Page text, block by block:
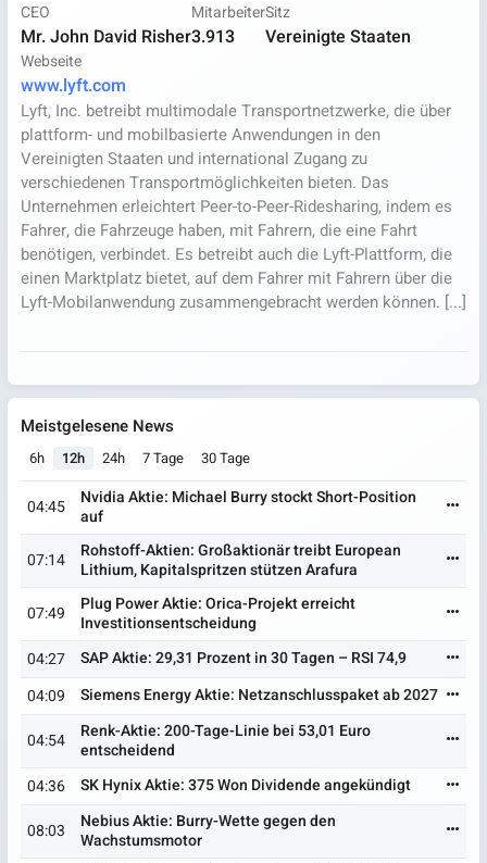
CEO
Mr. John David Risher
Mitarbeiter
3.913
Sitz
Vereinigte Staaten
Webseite
www.lyft.com
Lyft, Inc. betreibt multimodale Transportnetzwerke, die über
plattform- und mobilbasierte Anwendungen in den
Vereinigten Staaten und international Zugang zu
verschiedenen Transportmöglichkeiten bieten. Das
Unternehmen erleichtert Peer-to-Peer-Ridesharing, indem es
Fahrer, die Fahrzeuge haben, mit Fahrern, die eine Fahrt
benötigen, verbindet. Es betreibt auch die Lyft-Plattform, die
einen Marktplatz bietet, auf dem Fahrer mit Fahrern über die
Lyft-Mobilanwendung zusammengebracht werden können. [...]
Meistgelesene News
6h 12h 24h 7 Tage 30 Tage
04:45
Nvidia Aktie: Michael Burry stockt Short-Position
auf
07:14
Rohstoff-Aktien: Großaktionär treibt European
Lithium, Kapitalspritzen stützen Arafura
07:49
Plug Power Aktie: Orica-Projekt erreicht
Investitionsentscheidung
04:27
SAP Aktie: 29,31 Prozent in 30 Tagen – RSI 74,9
04:09
Siemens Energy Aktie: Netzanschlusspaket ab 2027
04:54
Renk-Aktie: 200-Tage-Linie bei 53,01 Euro
entscheidend
04:36
SK Hynix Aktie: 375 Won Dividende angekündigt
08:03
Nebius Aktie: Burry-Wette gegen den
Wachstumsmotor